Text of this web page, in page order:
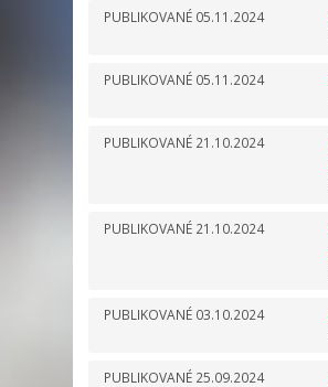
PUBLIKOVANÉ 05.11.2024
PUBLIKOVANÉ 05.11.2024
PUBLIKOVANÉ 21.10.2024
PUBLIKOVANÉ 21.10.2024
PUBLIKOVANÉ 03.10.2024
PUBLIKOVANÉ 25.09.2024